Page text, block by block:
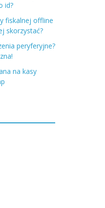
id?
fiskalnej offline
skorzystać?
peryferyjne?
na kasy